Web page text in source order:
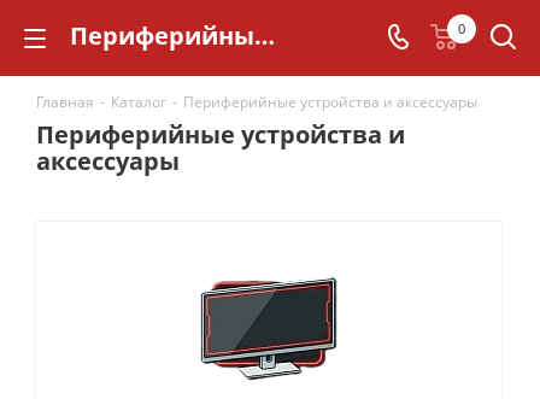
Периферийные устройства и аксессуары 0
Главная - Каталог - Периферийные устройства и аксессуары
Периферийные устройства и
аксессуары